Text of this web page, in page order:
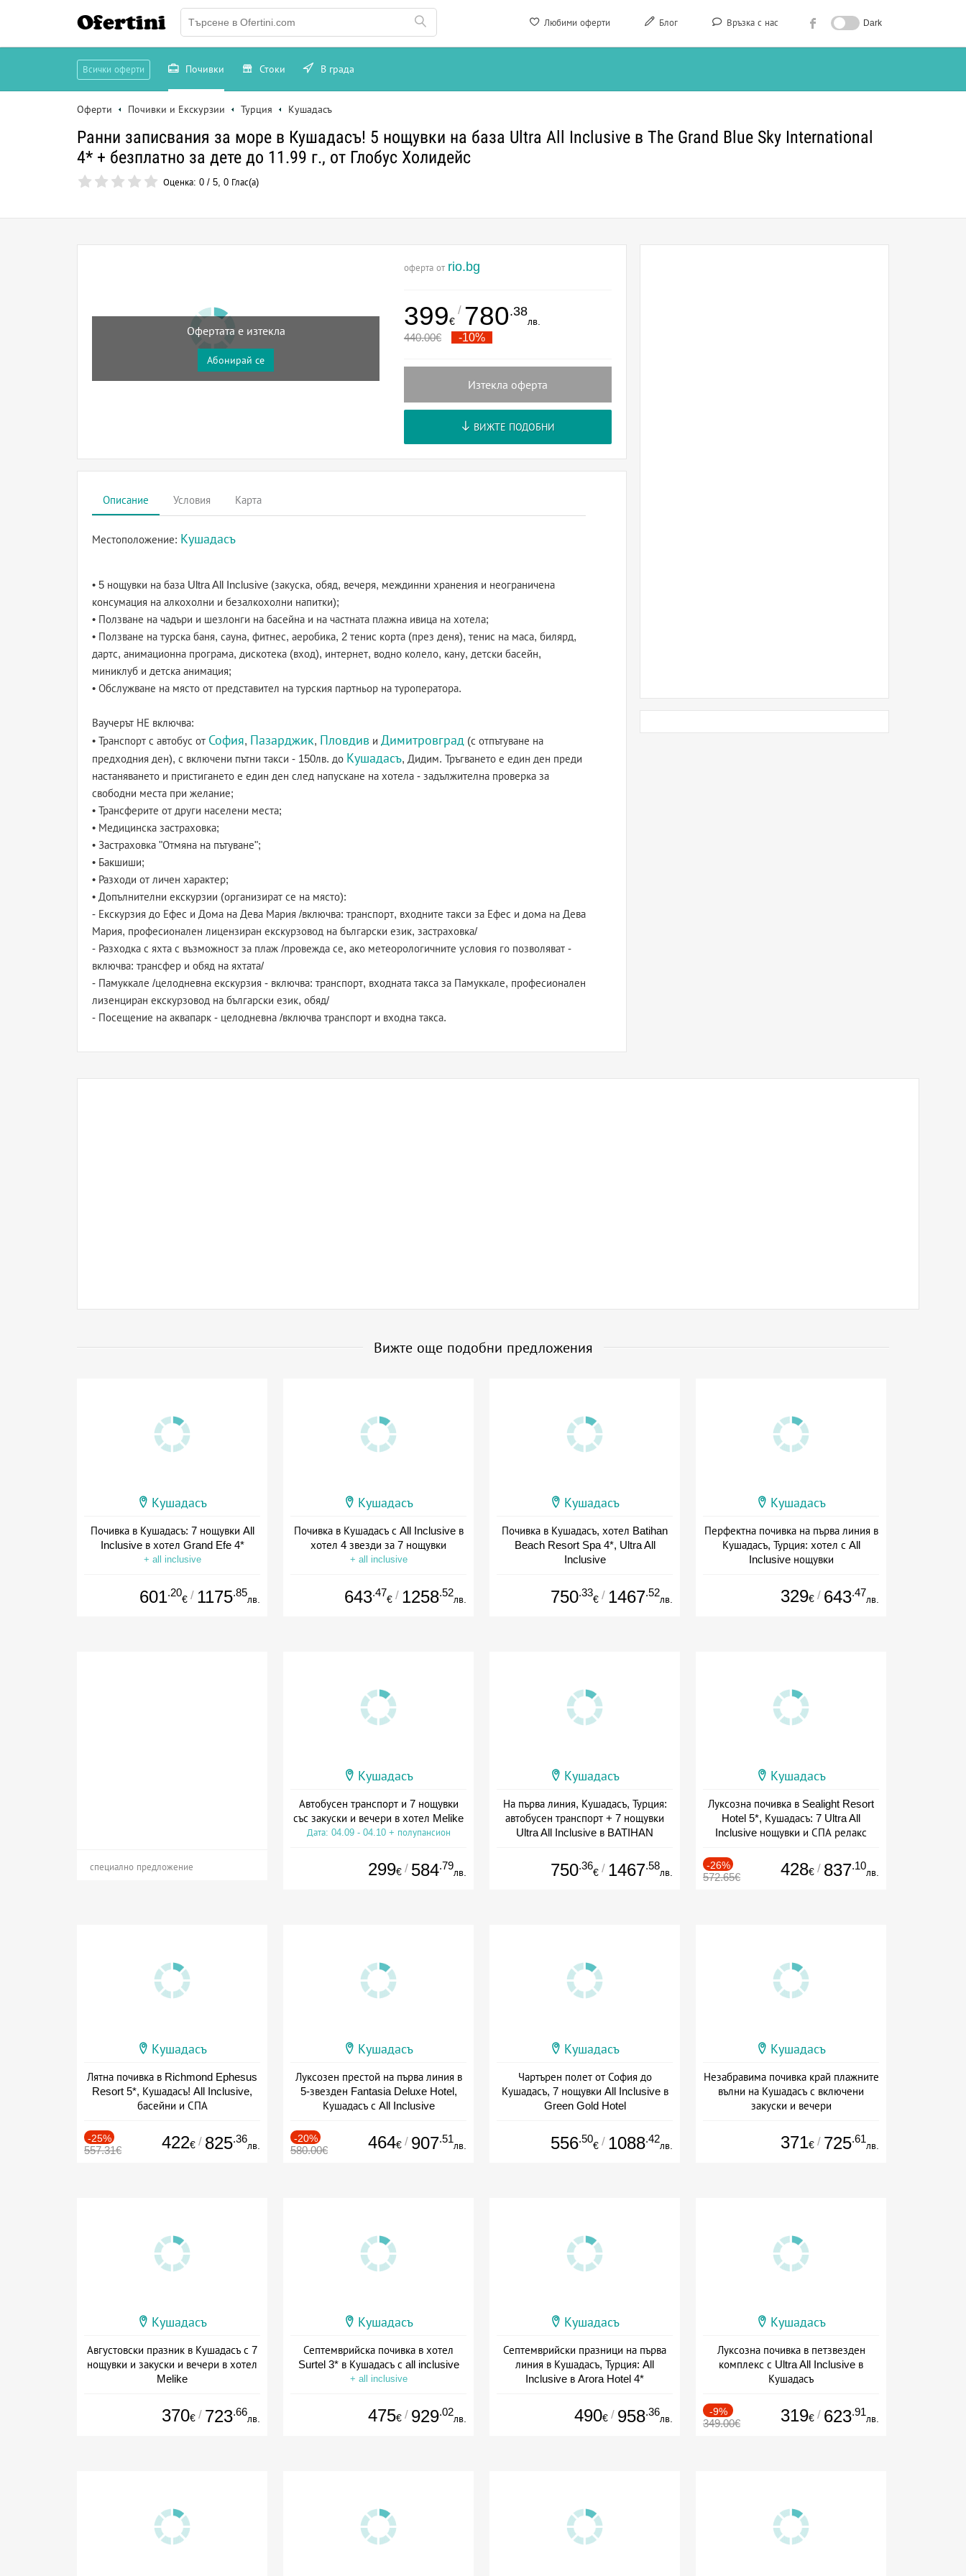
Любими оферти Блог Връзка с нас Dark
Ofertini
Всички оферти Почивки Стоки В града
Оферти Почивки и Екскурзии Турция Кушадасъ
Ранни записвания за море в Кушадасъ! 5 нощувки на база Ultra All Inclusive в The Grand Blue Sky International
4* + безплатно за дете до 11.99 г., от Глобус Холидейс
Оценка: 0 / 5, 0 Глас(а)
Офертата е изтекла
Абонирай се
оферта от rio.bg
399€
/ 780.38
лв.
440.00€ -10%
Изтекла оферта
ВИЖТЕ ПОДОБНИ
Описание Условия Карта
Местоположение: Кушадасъ
• 5 нощувки на база Ultra All Inclusive (закуска, обяд, вечеря, междинни хранения и неограничена
консумация на алкохолни и безалкохолни напитки);
• Ползване на чадъри и шезлонги на басейна и на частната плажна ивица на хотела;
• Ползване на турска баня, сауна, фитнес, аеробика, 2 тенис корта (през деня), тенис на маса, билярд,
дартс, анимационна програма, дискотека (вход), интернет, водно колело, кану, детски басейн,
миниклуб и детска анимация;
• Обслужване на място от представител на турския партньор на туроператора.
Ваучерът НЕ включва:
• Транспорт с автобус от София, Пазарджик, Пловдив и Димитровград (с отпътуване на
предходния ден), с включени пътни такси - 150лв. до Кушадасъ, Дидим. Тръгването е един ден преди
настаняването и пристигането е един ден след напускане на хотела - задължителна проверка за
свободни места при желание;
• Трансферите от други населени места;
• Медицинска застраховка;
• Застраховка "Отмяна на пътуване";
• Бакшиши;
• Разходи от личен характер;
• Допълнителни екскурзии (организират се на място):
- Екскурзия до Ефес и Дома на Дева Мария /включва: транспорт, входните такси за Ефес и дома на Дева
Мария, професионален лицензиран екскурзовод на български език, застраховка/
- Разходка с яхта с възможност за плаж /провежда се, ако метеорологичните условия го позволяват -
включва: трансфер и обяд на яхтата/
- Памуккале /целодневна екскурзия - включва: транспорт, входната такса за Памуккале, професионален
лизенциран екскурзовод на български език, обяд/
- Посещение на аквапарк - целодневна /включва транспорт и входна такса.
Вижте още подобни предложения
Кушадасъ
Почивка в Кушадасъ: 7 нощувки All
Inclusive в хотел Grand Efe 4*
+ all inclusive
601.20
€ / 1175.85
лв.
Кушадасъ
Почивка в Кушадасъ с All Inclusive в
хотел 4 звезди за 7 нощувки
+ all inclusive
643.47
€ / 1258.52
лв.
Кушадасъ
Почивка в Кушадасъ, хотел Batihan
Beach Resort Spa 4*, Ultra All
Inclusive
750.33
€ / 1467.52
лв.
Кушадасъ
Перфектна почивка на първа линия в
Кушадасъ, Турция: хотел с All
Inclusive нощувки
329€ / 643.47
лв.
специално предложение
Кушадасъ
Автобусен транспорт и 7 нощувки
със закуски и вечери в хотел Melike
Дата: 04.09 - 04.10 + полупансион
299€ / 584.79
лв.
Кушадасъ
На първа линия, Кушадасъ, Турция:
автобусен транспорт + 7 нощувки
Ultra All Inclusive в BATIHAN
Дата: 28.08 - 06.09 + all inclusive
750.36
€ / 1467.58
лв.
Кушадасъ
Луксозна почивка в Sealight Resort
Hotel 5*, Кушадасъ: 7 Ultra All
Inclusive нощувки и СПА релакс
-26%
572.65€ 428€ / 837.10
лв.
Кушадасъ
Лятна почивка в Richmond Ephesus
Resort 5*, Кушадасъ! All Inclusive,
басейни и СПА
-25%
557.31€ 422€ / 825.36
лв.
Кушадасъ
Луксозен престой на първа линия в
5-звезден Fantasia Deluxe Hotel,
Кушадасъ с All Inclusive
-20%
580.00€ 464€ / 907.51
лв.
Кушадасъ
Чартърен полет от София до
Кушадасъ, 7 нощувки All Inclusive в
Green Gold Hotel
556.50
€ / 1088.42
лв.
Кушадасъ
Незабравима почивка край плажните
вълни на Кушадасъ с включени
закуски и вечери
371€ / 725.61
лв.
Кушадасъ
Августовски празник в Кушадасъ с 7
нощувки и закуски и вечери в хотел
Melike
370€ / 723.66
лв.
Кушадасъ
Септемврийска почивка в хотел
Surtel 3* в Кушадасъ с all inclusive
+ all inclusive
475€ / 929.02
лв.
Кушадасъ
Септемврийски празници на първа
линия в Кушадасъ, Турция: All
Inclusive в Arora Hotel 4*
490€ / 958.36
лв.
Кушадасъ
Луксозна почивка в петзвезден
комплекс с Ultra All Inclusive в
Кушадасъ
-9%
349.00€ 319€ / 623.91
лв.